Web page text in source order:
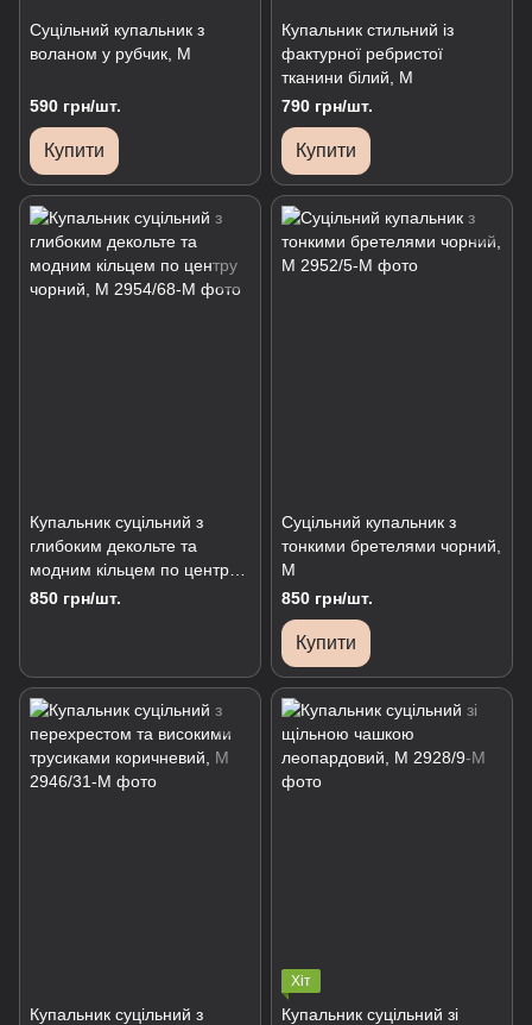
Суцільний купальник з
воланом у рубчик, М
590 грн/шт.
Купити
Купальник стильний із
фактурної ребристої
тканини білий, М
790 грн/шт.
Купити
Купальник суцільний з
глибоким декольте та
модним кільцем по центру
чорний, М
850 грн/шт.
Суцільний купальник з
тонкими бретелями чорний,
М
850 грн/шт.
Купити
Купальник суцільний з
Хіт
Купальник суцільний зі